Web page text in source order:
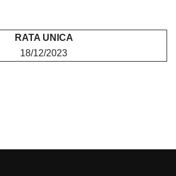
RATA UNICA
18/12/2023